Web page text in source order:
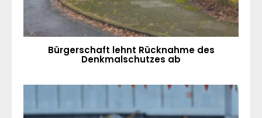
Bürgerschaft lehnt Rücknahme des
Denkmalschutzes ab